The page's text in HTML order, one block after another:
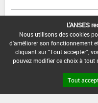
données de sécurité avec la
L'ANSES
Nous utilisons des cookies
d'améliorer son fonctionnement
cliquant sur "Tout accepter",
pouvez modifier ce choix à tout
Tout